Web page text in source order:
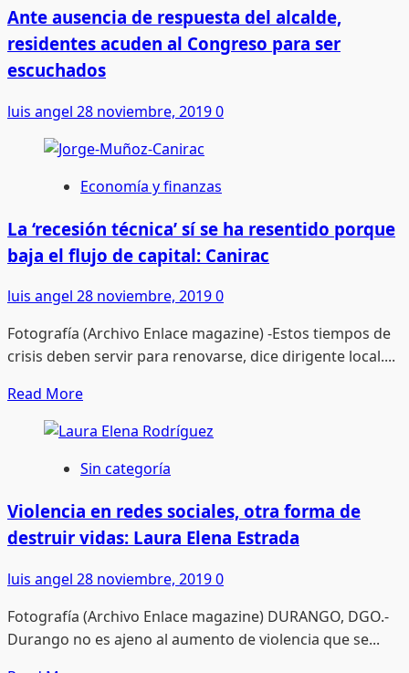
Durango
Ante ausencia de respuesta del alcalde,
residentes acuden al Congreso para ser
escuchados
luis angel 28 noviembre, 20190
Economía y finanzas
La ‘recesión técnica’ sí se ha resentido porque
baja el flujo de capital: Canirac
luis angel 28 noviembre, 20190
Fotografía (Archivo Enlace magazine) -Estos tiempos de
crisis deben servir para renovarse, dice dirigente local....
Read MoreRead
about
La
‘recesión
técnica’
sí
se
ha
porque
baja
Sin categoría
Violencia en redes sociales, otra forma de
destruir vidas: Laura Elena Estrada
luis angel 28 noviembre, 20190
Fotografía (Archivo Enlace magazine) DURANGO, DGO.-
Durango no es ajeno al aumento de violencia que se...